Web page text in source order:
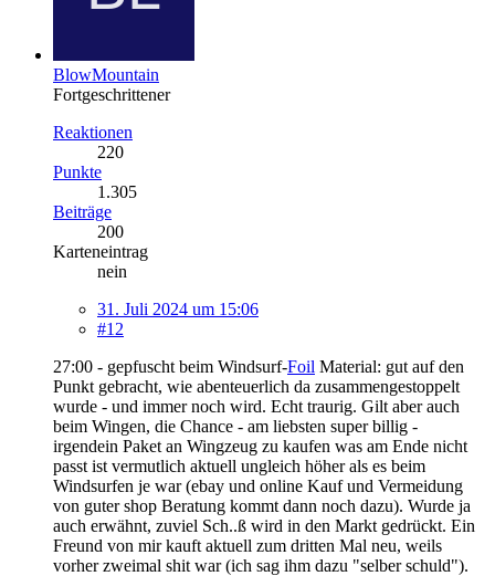
BlowMountain
Fortgeschrittener
Reaktionen
220
Punkte
1.305
Beiträge
200
Karteneintrag
nein
31. Juli 2024 um 15:06
#12
27:00 - gepfuscht beim Windsurf-Foil Material: gut auf den
Punkt gebracht, wie abenteuerlich da zusammengestoppelt
wurde - und immer noch wird. Echt traurig. Gilt aber auch
beim Wingen, die Chance - am liebsten super billig -
irgendein Paket an Wingzeug zu kaufen was am Ende nicht
passt ist vermutlich aktuell ungleich höher als es beim
Windsurfen je war (ebay und online Kauf und Vermeidung
von guter shop Beratung kommt dann noch dazu). Wurde ja
auch erwähnt, zuviel Sch..ß wird in den Markt gedrückt. Ein
Freund von mir kauft aktuell zum dritten Mal neu, weils
vorher zweimal shit war (ich sag ihm dazu "selber schuld").